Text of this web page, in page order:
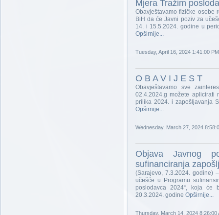
Mjera Tražim
Obavještavamo fizičke osobe
BiH da će Javni poziv za
14. i 15.5.2024. godine u
Opširnije...
Tuesday, April 16, 2024 1:41:00 PM
O B A V I J E S T
Obavještavamo sve
02.4.2024.g možete aplicirati
prilika 2024. i zapošljavanja
Opširnije...
Wednesday, March 27, 2024
Objava Javnog
sufinanciranja
(Sarajevo, 7.3.2024. godine)
učešće u Programu
poslodavca 2024“, koja će
20.3.2024. godine Opširnije...
Thursday, March 14, 2024 8:26:00